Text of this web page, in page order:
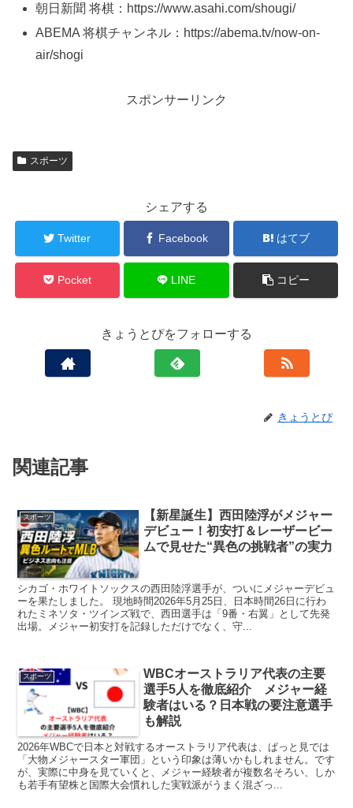
朝日新聞 将棋：https://www.asahi.com/shougi/
ABEMA 将棋チャンネル：https://abema.tv/now-on-
air/shogi
スポンサーリンク
スポーツ
シェアする
Twitter Facebook はてブ
Pocket LINE コピー
きょうとぴをフォローする
きょうとぴ
関連記事
スポーツ
【新星誕生】西田陸浮がメジャー
デビュー！初安打＆レーザービー
ムで見せた“異色の挑戦者”の実力
シカゴ・ホワイトソックスの西田陸浮選手が、ついにメジャーデビュ
ーを果たしました。 現地時間2026年5月25日、日本時間26日に行わ
れたミネソタ・ツインズ戦で、西田選手は「9番・右翼」として先発
出場。メジャー初安打を記録しただけでなく、守...
スポーツ
WBCオーストラリア代表の主要
選手5人を徹底紹介 メジャー経
験者はいる？日本戦の要注意選手
も解説
2026年WBCで日本と対戦するオーストラリア代表は、ぱっと見では
「大物メジャースター軍団」という印象は薄いかもしれません。です
が、実際に中身を見ていくと、メジャー経験者が複数名そろい、しか
も若手有望株と国際大会慣れした実戦派がうまく混ざっ...